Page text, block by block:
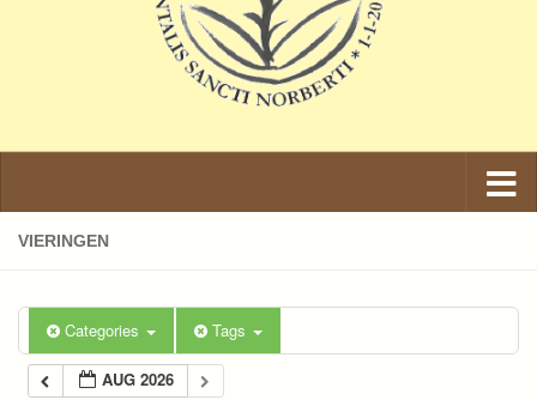
VIERINGEN
Categories Tags
AUG 2026